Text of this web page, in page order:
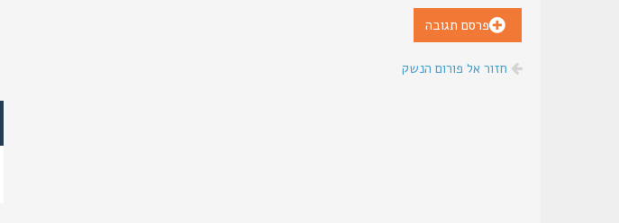
פרסם תגובה
חזור אל פורום הנשק